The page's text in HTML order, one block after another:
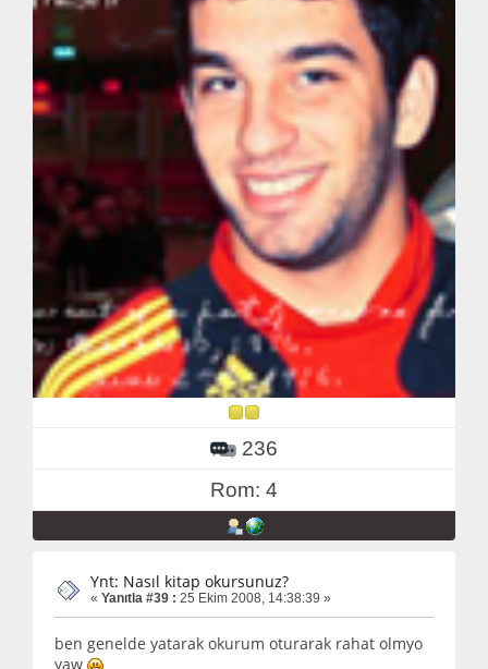
236
Rom: 4
Ynt: Nasıl kitap okursunuz?
« Yanıtla #39 : 25 Ekim 2008, 14:38:39 »
ben genelde yatarak okurum oturarak rahat olmyo
yaw